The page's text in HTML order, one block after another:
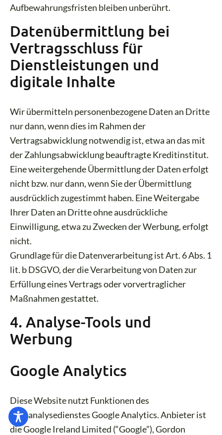
Aufbewahrungsfristen bleiben unberührt.
Datenübermittlung bei
Vertragsschluss für
Dienstleistungen und
digitale Inhalte
Wir übermitteln personenbezogene Daten an Dritte
nur dann, wenn dies im Rahmen der
Vertragsabwicklung notwendig ist, etwa an das mit
der Zahlungsabwicklung beauftragte Kreditinstitut.
Eine weitergehende Übermittlung der Daten erfolgt
nicht bzw. nur dann, wenn Sie der Übermittlung
ausdrücklich zugestimmt haben. Eine Weitergabe
Ihrer Daten an Dritte ohne ausdrückliche
Einwilligung, etwa zu Zwecken der Werbung, erfolgt
nicht.
Grundlage für die Datenverarbeitung ist Art. 6 Abs. 1
lit. b DSGVO, der die Verarbeitung von Daten zur
Erfüllung eines Vertrags oder vorvertraglicher
Maßnahmen gestattet.
4. Analyse-Tools und
Werbung
Google Analytics
Diese Website nutzt Funktionen des
Webanalysedienstes Google Analytics. Anbieter ist
die Google Ireland Limited (“Google”), Gordon